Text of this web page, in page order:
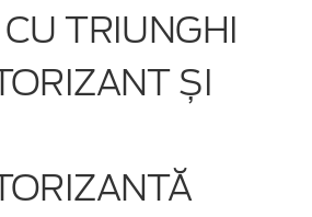
TRIUNGHI
ȘI